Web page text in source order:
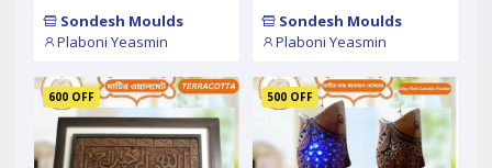
Sondesh Moulds
Plaboni Yeasmin
Sondesh Moulds
Plaboni Yeasmin
600 OFF 500 OFF